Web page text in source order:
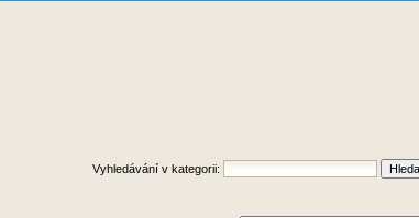
Vyhledávání v kategorii: